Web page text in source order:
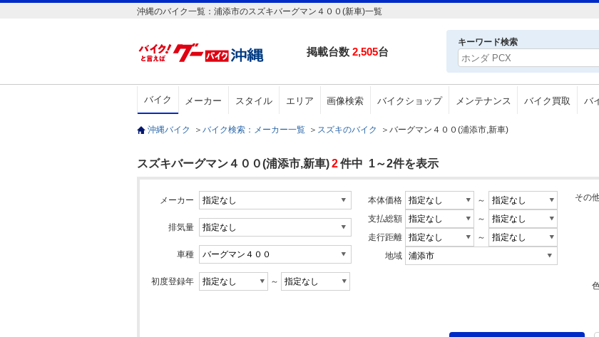
沖縄のバイク一覧：浦添市のスズキバーグマン４００(新車)一覧
掲載台数 2,505台
キーワード検索
バイク メーカー スタイル エリア 画像検索 バイクショップ メンテナンス バイク買取 バ
沖縄バイク ＞ バイク検索：メーカー一覧 ＞ スズキのバイク ＞ バーグマン４００(浦添市,新車)
スズキバーグマン４００(浦添市,新車)2件中 1～2件を表示
メーカー
排気量
車種
初度登録年 ～
本体価格
～
支払総額
～
走行距離
～
地域
その